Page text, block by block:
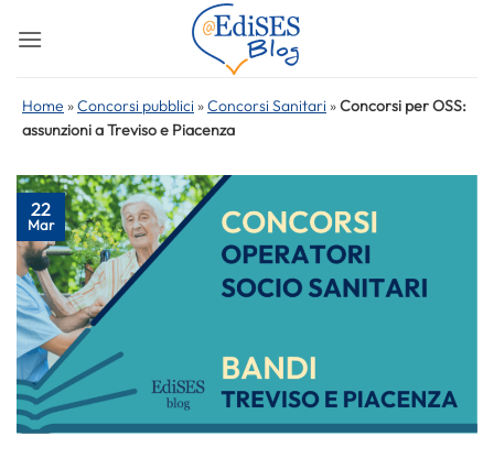
Home »Concorsi pubblici »Concorsi Sanitari »Concorsi per OSS:
assunzioni a Treviso e Piacenza
22
Mar